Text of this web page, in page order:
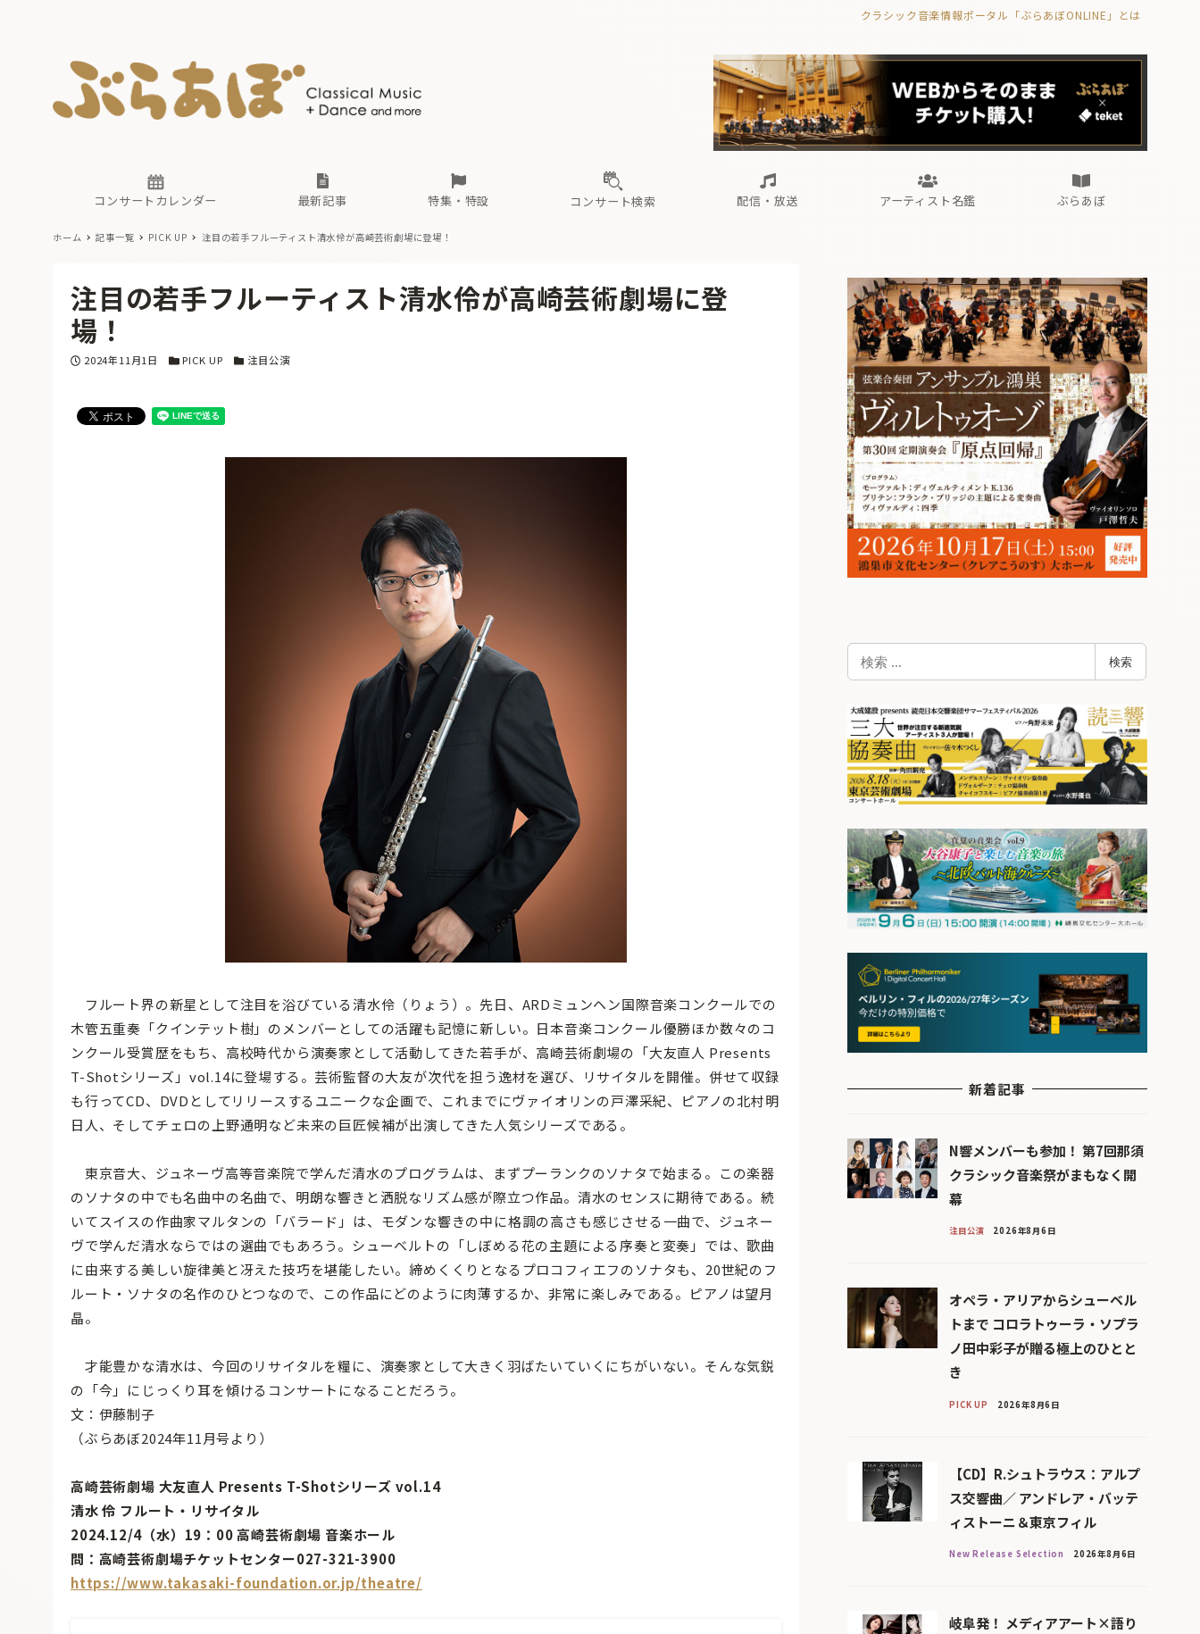
クラシック音楽情報ポータル「ぶらあぼONLINE」とは
コンサートカレンダー 最新記事
古楽とその先と オーケストラの楽屋から 海の向こうの音楽家 ぶらあぼブラス！
フォルテピアノ・オデッセイ
特集・特設
現場のプロが推す！間違いないオーケストラコンサート
過去の特集
コンサート検索 配信・放送
無料ライブ配信スケジュール 有料ライブ配信スケジュール
アーティスト名鑑
あ か さ た な ま や ら わ
ぶらあぼ
古楽とその先と 海の向こうの音楽家 Aからの眺望 ぶらあぼブラス！
フォルテピアノ・オデッセイ
過去の特集
無料ライブ配信スケジュール
あ か さ
ホーム 記事一覧 PICK UP 注目の若手フルーティスト清水伶が高崎芸術劇場に登場！
注目の若手フルーティスト清水伶が高崎芸術劇場に登
場！
投稿日
2024年11月1日 カテゴリー
PICK UP カテゴリー
注目公演
フルート界の新星として注目を浴びている清水伶（りょう）。先日、ARDミュンヘン国際音楽コンクールでの
木管五重奏「クインテット樹」のメンバーとしての活躍も記憶に新しい。日本音楽コンクール優勝ほか数々のコ
ンクール受賞歴をもち、高校時代から演奏家として活動してきた若手が、高崎芸術劇場の「大友直人 Presents
T-Shotシリーズ」vol.14に登場する。芸術監督の大友が次代を担う逸材を選び、リサイタルを開催。併せて収録
も行ってCD、DVDとしてリリースするユニークな企画で、これまでにヴァイオリンの戸澤采紀、ピアノの北村明
日人、そしてチェロの上野通明など未来の巨匠候補が出演してきた人気シリーズである。
東京音大、ジュネーヴ高等音楽院で学んだ清水のプログラムは、まずプーランクのソナタで始まる。この楽器
のソナタの中でも名曲中の名曲で、明朗な響きと洒脱なリズム感が際立つ作品。清水のセンスに期待である。続
いてスイスの作曲家マルタンの「バラード」は、モダンな響きの中に格調の高さも感じさせる一曲で、ジュネー
ヴで学んだ清水ならではの選曲でもあろう。シューベルトの「しぼめる花の主題による序奏と変奏」では、歌曲
に由来する美しい旋律美と冴えた技巧を堪能したい。締めくくりとなるプロコフィエフのソナタも、20世紀のフ
ルート・ソナタの名作のひとつなので、この作品にどのように肉薄するか、非常に楽しみである。ピアノは望月
晶。
才能豊かな清水は、今回のリサイタルを糧に、演奏家として大きく羽ばたいていくにちがいない。そんな気鋭
の「今」にじっくり耳を傾けるコンサートになることだろう。
文：伊藤制子
（ぶらあぼ2024年11月号より）
高崎芸術劇場 大友直人 Presents T-Shotシリーズ vol.14
清水 伶 フルート・リサイタル
2024.12/4（水）19：00 高崎芸術劇場 音楽ホール
問：高崎芸術劇場チケットセンター027-321-3900
https://www.takasaki-foundation.or.jp/theatre/
検
索
検索
新着記事
N響メンバーも参加！ 第7回那須
クラシック音楽祭がまもなく開
幕
注目公演 2026年8月6日
オペラ・アリアからシューベル
トまで コロラトゥーラ・ソプラ
ノ田中彩子が贈る極上のひとと
き
PICK UP 2026年8月6日
【CD】R.シュトラウス：アルプ
ス交響曲／ アンドレア・バッテ
ィストーニ＆東京フィル
New Release Selection 2026年8月6日
岐阜発！ メディアアート×語り